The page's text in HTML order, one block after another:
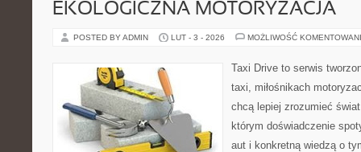
EKOLOGICZNA MOTORYZACJA
POSTED BY ADMIN LUT - 3 - 2026 MOŻLIWOŚĆ
Taxi Drive to serwis
taxi, miłośnikach
chcą lepiej zrozumieć
którym doświadczenie
aut i konkretną wiedzą o